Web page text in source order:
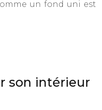
un fond uni est
son intérieur